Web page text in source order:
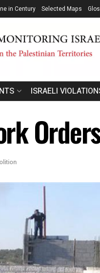
in Century Selected Maps
ISRAELI